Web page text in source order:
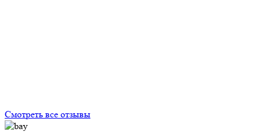
Смотреть все отзывы